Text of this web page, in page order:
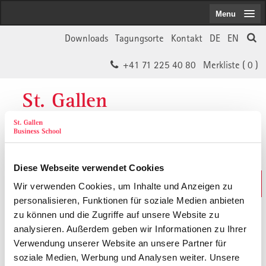
Diese Webseite verwendet Cookies
Wir verwenden Cookies, um Inhalte und Anzeigen zu
personalisieren, Funktionen für soziale Medien anbieten
zu können und die Zugriffe auf unsere Website zu
analysieren. Außerdem geben wir Informationen zu Ihrer
Verwendung unserer Website an unsere Partner für
soziale Medien, Werbung und Analysen weiter. Unsere
EN
DE
Kontakt
Tagungsorte
Downloads
Merkliste ( 0 )
+41 71 225 40 80
St. Gallen
Business School
Weiterbildungs-Suche
In 30 Sekunden das Passende finden
Menu
Der von Ihnen gesuchte Inhalt ist